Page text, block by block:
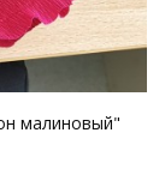
малиновый"